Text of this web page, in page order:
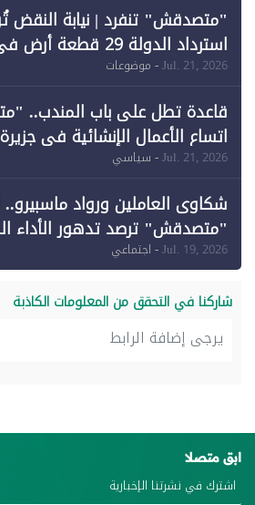
"متصدقش" تنفرد | نيابة النقض
استرداد الدولة 29
وقبول طعن الحكومة جزئيًا (1)
Jul. 21, 2026 - موضوعات
قاعدة تطل على باب المندب..
اتساع الأعمال الإنشائية في جزيرة
Jul. 21, 2026 - سياسي
شكاوى العاملين ورواد ماسبيرو..
"متصدقش" ترصد تدهور الأداء
للإعلام"
Jul. 19, 2026 - اجتماعي
شاركنا في التحقق من المعلومات الكاذبة
متصلا